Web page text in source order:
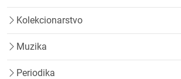
Kolekcionarstvo
Muzika
Periodika